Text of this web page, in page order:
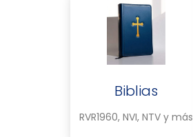
Biblias
RVR1960, NVI, NTV y más